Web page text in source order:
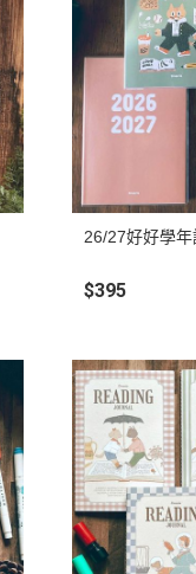
26/27好好學年
$395